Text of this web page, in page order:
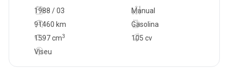
1988 / 03
Manual
91460 km
105 cv
Gasolina
1597cm3
Viseu